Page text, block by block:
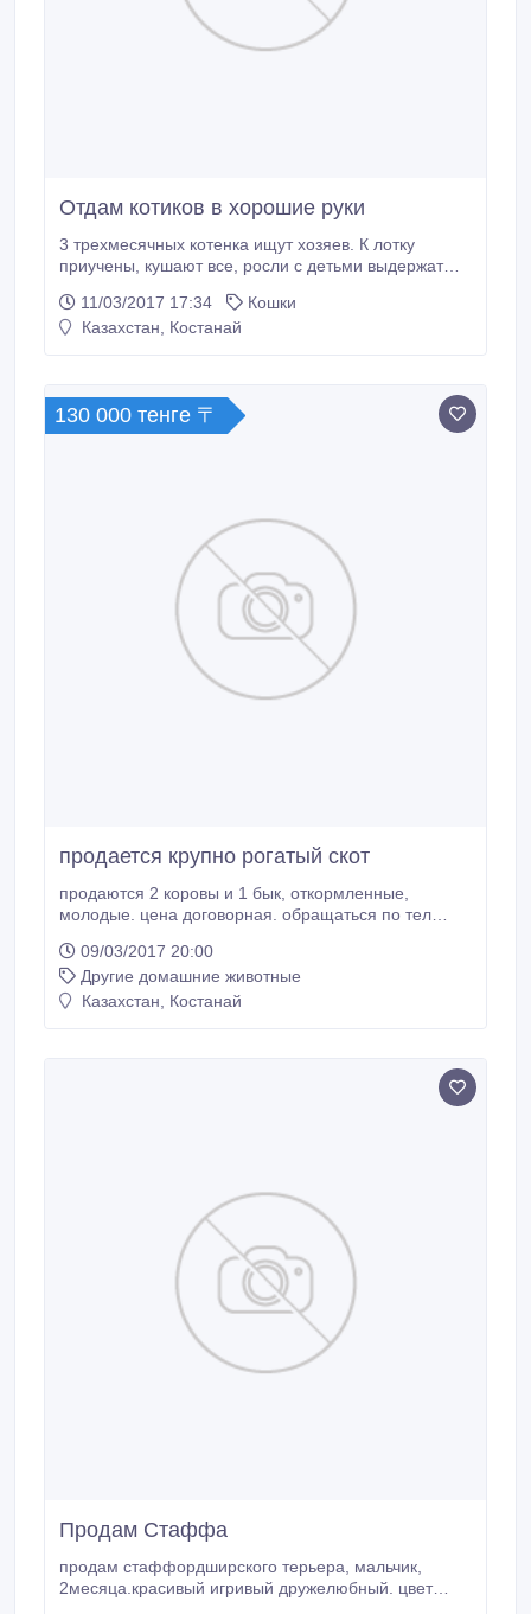
Отдам котиков в хорошие руки
3 трехмесячных котенка ищут хозяев. К лотку
приучены, кушают все, росли с детьми выдержат
11/03/2017 17:34
Кошки
Казахстан, Костанай
130 000 тенге 〒
продается крупно рогатый скот
продаются 2 коровы и 1 бык, откормленные,
молодые. цена договорная. обращаться по тел
09/03/2017 20:00
Другие домашние животные
Казахстан, Костанай
Продам Стаффа
продам стаффордширского терьера, мальчик,
2месяца.красивый игривый дружелюбный. цвет